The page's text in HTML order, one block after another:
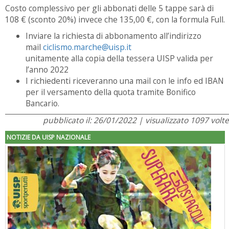
Costo complessivo per gli abbonati delle 5 tappe sarà di
108 € (sconto 20%) invece che 135,00 €, con la formula Full.
Inviare la richiesta di abbonamento all’indirizzo
mail ciclismo.marche@uisp.it
unitamente alla copia della tessera UISP valida per
l’anno 2022
I richiedenti riceveranno una mail con le info ed IBAN
per il versamento della quota tramite Bonifico
Bancario.
pubblicato il: 26/01/2022 | visualizzato 1097 volte
NOTIZIE DA UISP NAZIONALE